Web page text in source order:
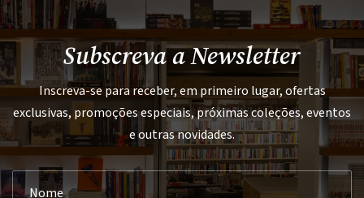
Subscreva a Newsletter
Inscreva-se para receber, em primeiro lugar, ofertas
exclusivas, promoções especiais, próximas coleções, eventos
e outras novidades.